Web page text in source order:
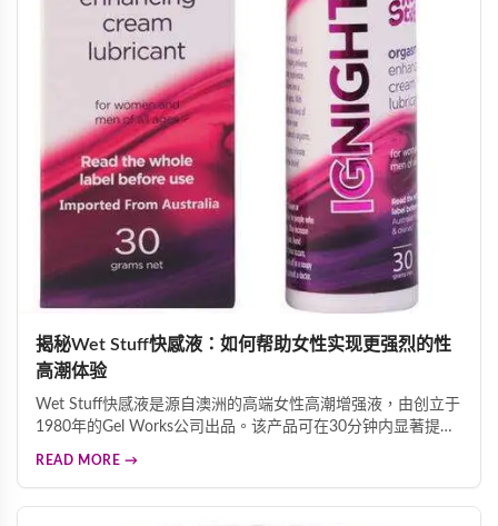
揭秘Wet Stuff快感液：如何帮助女性实现更强烈的性
高潮体验
Wet Stuff快感液是源自澳洲的高端女性高潮增强液，由创立于
1980年的Gel Works公司出品。该产品可在30分钟内显著提升
2010年获香港卫生署认可为官方人体润滑剂供应商。性高潮不
READ MORE →